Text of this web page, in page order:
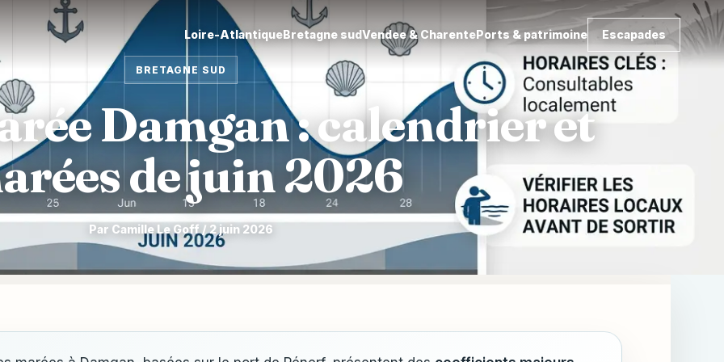
Loire-AtlantiqueBretagne sudVendee & CharentePorts & patrimoine Escapades
BRETAGNE SUD
Damgan : calendrier et
de juin 2026
Par Camille Le Goff / 2 juin 2026